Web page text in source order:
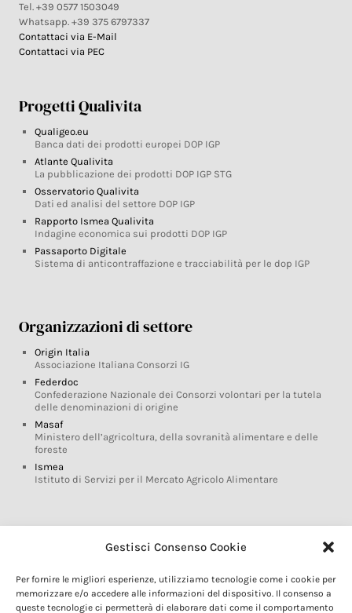
Gestisci Consenso Cookie
Per fornire le migliori esperienze, utilizziamo tecnologie come i cookie per
memorizzare e/o accedere alle informazioni del dispositivo. Il consenso a
queste tecnologie ci permetterà di elaborare dati come il comportamento
Tel. +39 0577 1503049
Whatsapp. +39 375 6797337
Contattaci via E-Mail
Contattaci via PEC
Progetti Qualivita
Qualigeo.eu
Banca dati dei prodotti europei DOP IGP
Atlante Qualivita
La pubblicazione dei prodotti DOP IGP STG
Osservatorio Qualivita
Dati ed analisi del settore DOP IGP
Rapporto Ismea Qualivita
Indagine economica sui prodotti DOP IGP
Passaporto Digitale
Sistema di anticontraffazione e tracciabilità per le dop IGP
Organizzazioni di settore
Origin Italia
Associazione Italiana Consorzi IG
Federdoc
Confederazione Nazionale dei Consorzi volontari per la tutela
delle denominazioni di origine
Masaf
Ministero dell’agricoltura, della sovranità alimentare e delle
foreste
Ismea
Istituto di Servizi per il Mercato Agricolo Alimentare
Glossario DOP IGP
Marchi DOP IGP
Normativa prodotti DOP IGP